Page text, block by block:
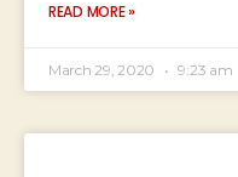
READ MORE »
March 29, 2020 9:23 am